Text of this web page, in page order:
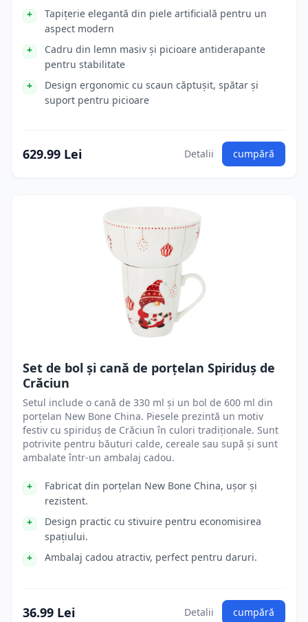
Tapițerie elegantă din piele artificială pentru un
aspect modern
Cadru din lemn masiv și picioare antiderapante
pentru stabilitate
Design ergonomic cu scaun căptușit, spătar și
suport pentru picioare
629.99 Lei Detalii cumpără
Set de bol și cană de porțelan Spiriduș de
Crăciun
Setul include o cană de 330 ml și un bol de 600 ml din
porțelan New Bone China. Piesele prezintă un motiv
festiv cu spiriduș de Crăciun în culori tradiționale. Sunt
potrivite pentru băuturi calde, cereale sau supă și sunt
ambalate într-un ambalaj cadou.
Fabricat din porțelan New Bone China, ușor și
rezistent.
Design practic cu stivuire pentru economisirea
spațiului.
Ambalaj cadou atractiv, perfect pentru daruri.
36.99 Lei Detalii cumpără